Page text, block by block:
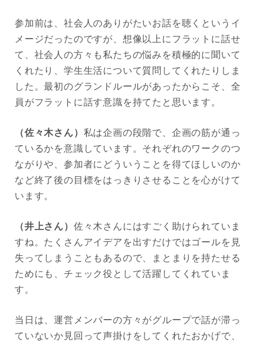
参加前は、社会人のありがたいお話を聴くというイ
メージだったのですが、想像以上にフラットに話せ
て、社会人の方々も私たちの悩みを積極的に聞いて
くれたり、学生生活について質問してくれたりしま
した。最初のグランドルールがあったからこそ、全
員がフラットに話す意識を持てたと思います。
（佐々木さん） 私は企画の段階で、企画の筋が通っ
ているかを意識しています。それぞれのワークのつ
ながりや、参加者にどういうことを得てほしいのか
など終了後の目標をはっきりさせることを心がけて
います。
（井上さん） 佐々木さんにはすごく助けられていま
すね。たくさんアイデアを出すだけではゴールを見
失ってしまうこともあるので、まとまりを持たせる
ためにも、チェック役として活躍してくれていま
す。
当日は、運営メンバーの方々がグループで話が滞っ
ていないか見回って声掛けをしてくれたおかげで、